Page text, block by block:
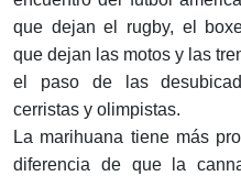
que dejan el rugby, el
que dejan las motos y las
el paso de las
cerristas y olimpistas.
La marihuana tiene más
diferencia de que la